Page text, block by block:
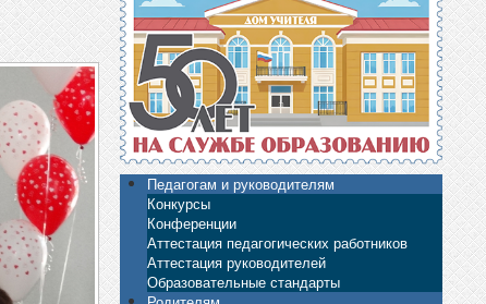
Педагогам и руководителям
Конкурсы
Конференции
Аттестация педагогических работников
Аттестация руководителей
Образовательные стандарты